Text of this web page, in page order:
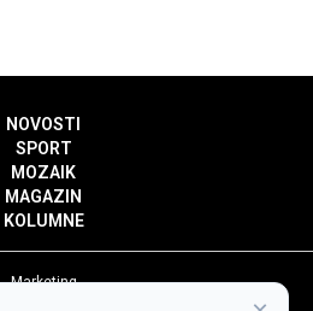
NOVOSTI
SPORT
MOZAIK
MAGAZIN
KOLUMNE
Marketing